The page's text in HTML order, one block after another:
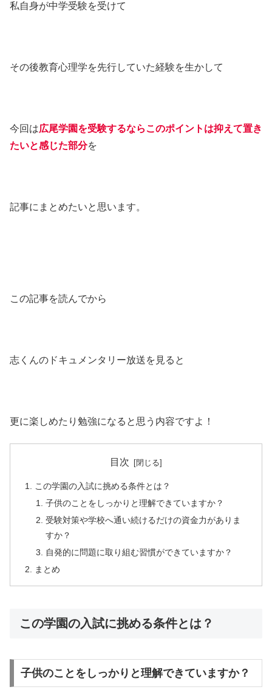
私自身が中学受験を受けて
その後教育心理学を先行していた経験を生かして
今回は広尾学園を受験するならこのポイントは抑えて置き
たいと感じた部分を
記事にまとめたいと思います。
この記事を読んでから
志くんのドキュメンタリー放送を見ると
更に楽しめたり勉強になると思う内容ですよ！
目次
この学園の入試に挑める条件とは？
子供のことをしっかりと理解できていますか？
受験対策や学校へ通い続けるだけの資金力がありま
すか？
自発的に問題に取り組む習慣ができていますか？
まとめ
この学園の入試に挑める条件とは？
子供のことをしっかりと理解できていますか？